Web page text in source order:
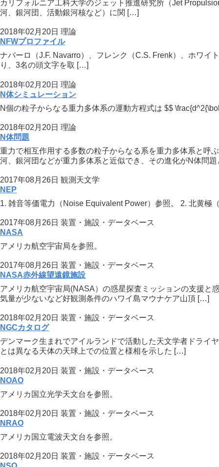
カリフォルニア工科大学のジェット推進研究所（Jet
河、銀河団、活動銀河核など）に関 […]
2018年02月20日 理論
NFWプロファイル
ナバーロ（J.F. Navarro）、フレンク（C.S. Frenk）、ホワ
り、3名の頭文字を取 […]
2018年02月20日 理論
N体シミュレーション
N個の粒子からなる重力多体系の運動方程式は $$
2018年02月20日 理論
N体問題
重力で相互作用する多数の粒子からなる系を重力多体系と呼
河、銀河団などが重力多体系と近似でき、その進化がN体問
2017年08月26日 観測天文学
NEP
1. 雑音等価電力（Noise Equivalent Power）参照。 2. 北黄極
2017年08月26日 装置・施設・データベース
NASA
アメリカ航空宇宙局を参照。
2017年08月26日 装置・施設・データベース
NASA赤外線望遠鏡施設
アメリカ航空宇宙局(NASA）の惑星探査ミッションの支援と
気量が少ないなど好観測条件のハワイ島マウナケア山頂 […]
2018年02月20日 装置・施設・データベース
NGCカタログ
デンマーク生まれでアイルランドで活動した天文学者ドライ
とは異なる天体の天球上での位置と様相を示した […]
2018年02月20日 装置・施設・データベース
NOAO
アメリカ国立光学天文台を参照。
2018年02月20日 装置・施設・データベース
NRAO
アメリカ国立電波天文台を参照。
2018年02月20日 装置・施設・データベース